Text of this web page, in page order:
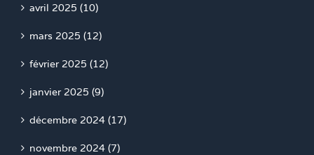
avril 2025 (10)
mars 2025 (12)
février 2025 (12)
janvier 2025 (9)
décembre 2024 (17)
novembre 2024 (7)